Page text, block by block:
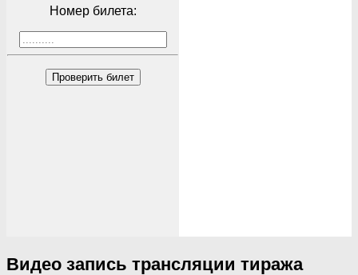
Номер билета:
Проверить билет
Видео запись трансляции тиража